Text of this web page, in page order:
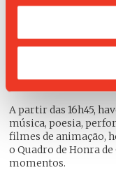
O Departamento de
organizar na
das Artes CSJB, com
Auditório, onde se
desenvolvidos ao
A partir das 16h45,
música, poesia,
filmes de animação,
o Quadro de Honra
momentos.